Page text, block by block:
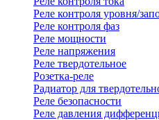
Реле контроля уровня/
Реле контроля фаз
Реле мощности
Реле напряжения
Реле твердотельное
Розетка-реле
Радиатор для
Реле безопасности
Реле давления